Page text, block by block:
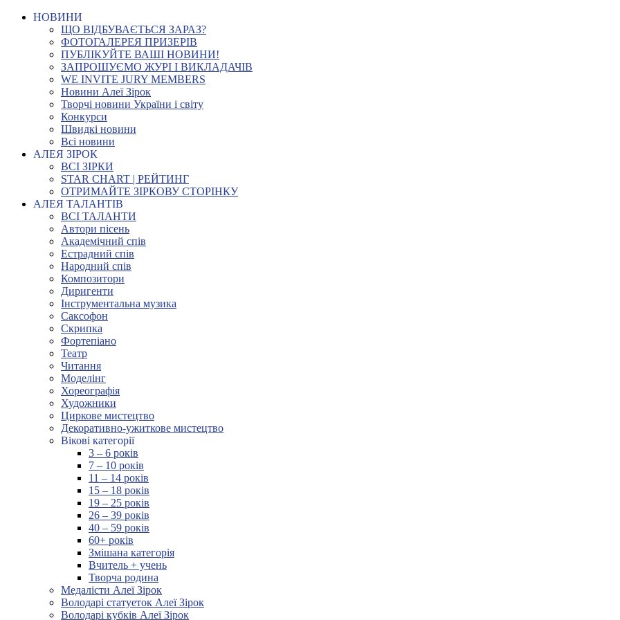
НОВИНИ
ЩО ВІДБУВАЄТЬСЯ ЗАРАЗ?
ФОТОГАЛЕРЕЯ ПРИЗЕРІВ
ПУБЛІКУЙТЕ ВАШІ НОВИНИ!
ЗАПРОШУЄМО ЖУРІ І ВИКЛАДАЧІВ
WE INVITE JURY MEMBERS
Новини Алеї Зірок
Творчі новини України і світу
Конкурси
Швидкі новини
Всі новини
АЛЕЯ ЗІРОК
ВСІ ЗІРКИ
STAR CHART | РЕЙТИНГ
ОТРИМАЙТЕ ЗІРКОВУ СТОРІНКУ
АЛЕЯ ТАЛАНТІВ
ВСІ ТАЛАНТИ
Автори пісень
Академічний спів
Естрадний спів
Народний спів
Композитори
Диригенти
Інструментальна музика
Саксофон
Скрипка
Фортепіано
Театр
Читання
Моделінг
Хореографія
Художники
Циркове мистецтво
Декоративно-ужиткове мистецтво
Вікові категорії
3 – 6 років
7 – 10 років
11 – 14 років
15 – 18 років
19 – 25 років
26 – 39 років
40 – 59 років
60+ років
Змішана категорія
Вчитель + учень
Творча родина
Медалісти Алеї Зірок
Володарі статуеток Алеї Зірок
Володарі кубків Алеї Зірок